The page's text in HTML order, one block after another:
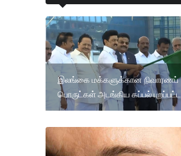
இலங்கை மக்களுக்கான நிவாரணப்
பொருட்கள் அடங்கிய கப்பல்